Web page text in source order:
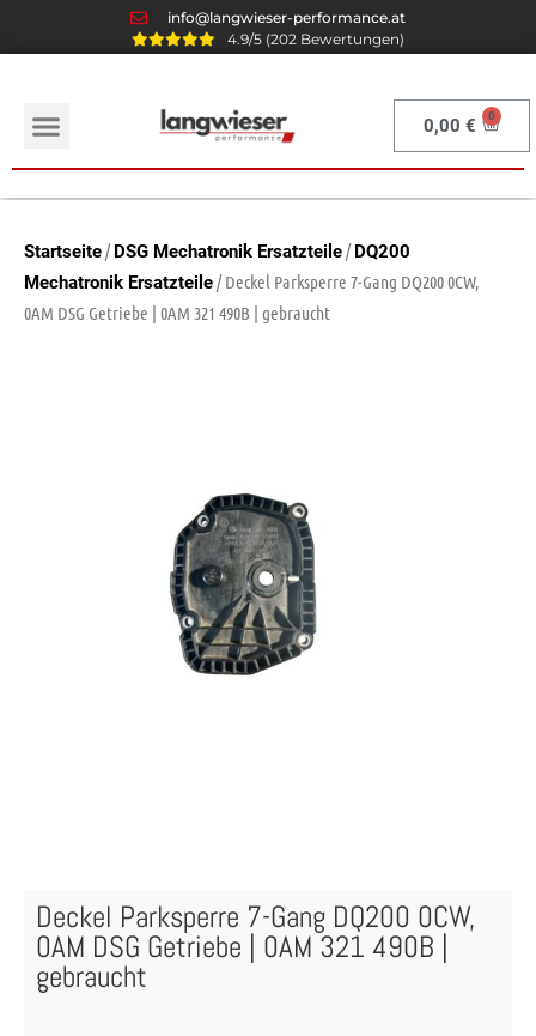
info@langwieser-performance.at
4.9/5 (202 Bewertungen)
0,00€
Startseite/DSG Mechatronik Ersatzteile/DQ200
Mechatronik Ersatzteile/ Deckel Parksperre 7-Gang DQ200 0CW,
0AM DSG Getriebe | 0AM 321 490B | gebraucht
Deckel Parksperre 7-Gang DQ200 0CW,
0AM DSG Getriebe | 0AM 321 490B |
gebraucht